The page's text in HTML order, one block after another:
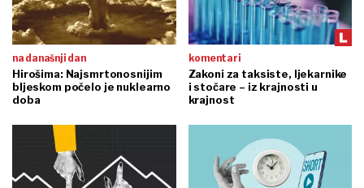
na današnji dan
Hirošima: Najsmrtonosnijim
bljeskom počelo je nuklearno
doba
komentari
Zakoni za taksiste, ljekarnike
i stočare – iz krajnosti u
krajnost